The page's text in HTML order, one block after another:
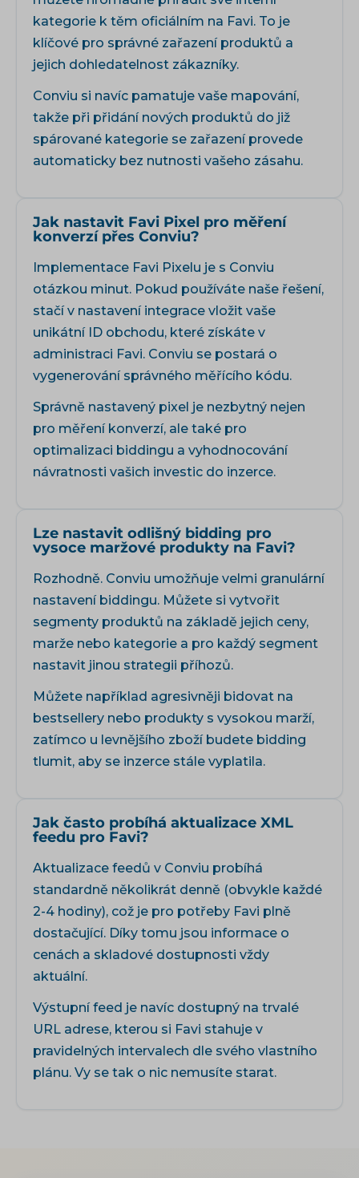
kategorie k těm oficiálním na Favi. To je
klíčové pro správné zařazení produktů a
jejich dohledatelnost zákazníky.
Conviu si navíc pamatuje vaše mapování,
takže při přidání nových produktů do již
spárované kategorie se zařazení provede
automaticky bez nutnosti vašeho zásahu.
Jak nastavit Favi Pixel pro měření
konverzí přes Conviu?
Implementace Favi Pixelu je s Conviu
otázkou minut. Pokud používáte naše řešení,
stačí v nastavení integrace vložit vaše
unikátní ID obchodu, které získáte v
administraci Favi. Conviu se postará o
vygenerování správného měřícího kódu.
Správně nastavený pixel je nezbytný nejen
pro měření konverzí, ale také pro
optimalizaci biddingu a vyhodnocování
návratnosti vašich investic do inzerce.
Lze nastavit odlišný bidding pro
vysoce maržové produkty na Favi?
Rozhodně. Conviu umožňuje velmi granulární
nastavení biddingu. Můžete si vytvořit
segmenty produktů na základě jejich ceny,
marže nebo kategorie a pro každý segment
nastavit jinou strategii příhozů.
Můžete například agresivněji bidovat na
bestsellery nebo produkty s vysokou marží,
zatímco u levnějšího zboží budete bidding
tlumit, aby se inzerce stále vyplatila.
Jak často probíhá aktualizace XML
feedu pro Favi?
Aktualizace feedů v Conviu probíhá
standardně několikrát denně (obvykle každé
2-4 hodiny), což je pro potřeby Favi plně
dostačující. Díky tomu jsou informace o
cenách a skladové dostupnosti vždy
aktuální.
Výstupní feed je navíc dostupný na trvalé
URL adrese, kterou si Favi stahuje v
pravidelných intervalech dle svého vlastního
plánu. Vy se tak o nic nemusíte starat.